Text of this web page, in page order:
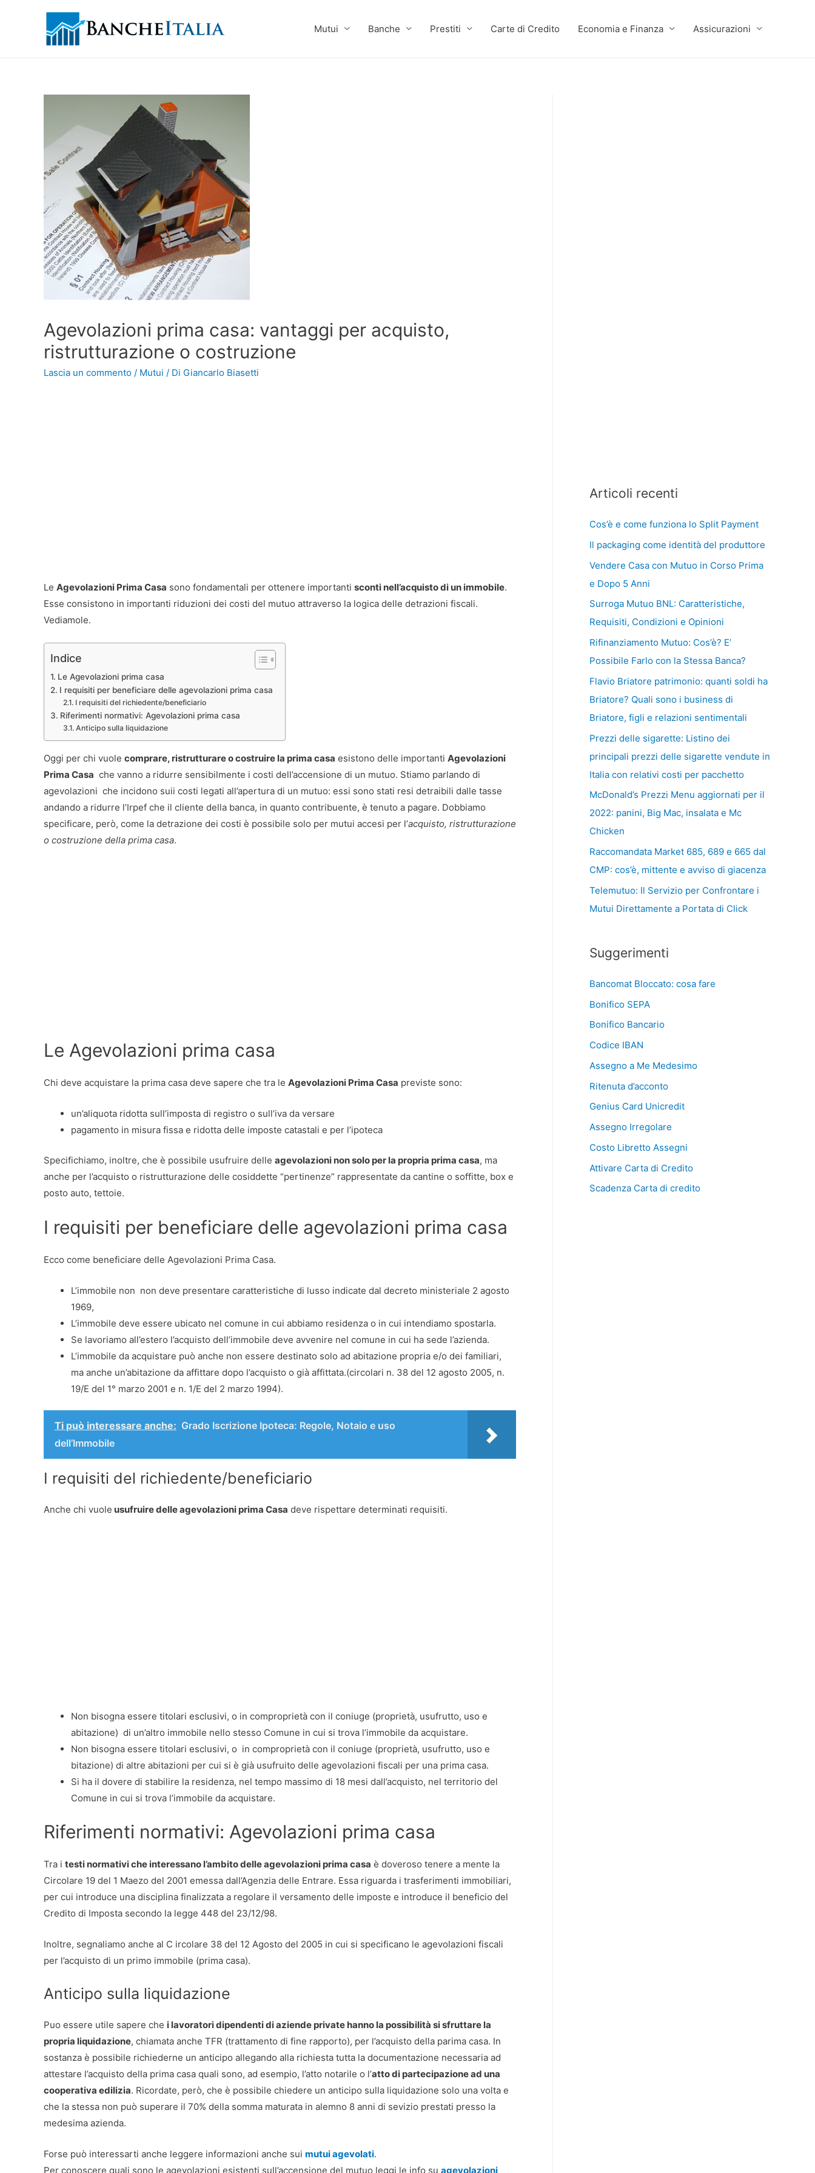
Mutui Banche Prestiti Carte di Credito Economia e Finanza Assicurazioni
Agevolazioni prima casa: vantaggi per acquisto,
ristrutturazione o costruzione
Lascia un commento / Mutui / Di Giancarlo Biasetti
Le Agevolazioni Prima Casa sono fondamentali per ottenere importanti sconti nell’acquisto di un immobile.
Esse consistono in importanti riduzioni dei costi del mutuo attraverso la logica delle detrazioni fiscali.
Vediamole.
Indice
Le Agevolazioni prima casa
I requisiti per beneficiare delle agevolazioni prima casa
I requisiti del richiedente/beneficiario
Riferimenti normativi: Agevolazioni prima casa
Anticipo sulla liquidazione
Oggi per chi vuole comprare, ristrutturare o costruire la prima casa esistono delle importanti Agevolazioni
Prima Casa che vanno a ridurre sensibilmente i costi dell’accensione di un mutuo. Stiamo parlando di
agevolazioni che incidono suii costi legati all’apertura di un mutuo: essi sono stati resi detraibili dalle tasse
andando a ridurre l’Irpef che il cliente della banca, in quanto contribuente, è tenuto a pagare. Dobbiamo
specificare, però, come la detrazione dei costi è possibile solo per mutui accesi per l’acquisto, ristrutturazione
o costruzione della prima casa.
Le Agevolazioni prima casa
Chi deve acquistare la prima casa deve sapere che tra le Agevolazioni Prima Casa previste sono:
un’aliquota ridotta sull’imposta di registro o sull’iva da versare
pagamento in misura fissa e ridotta delle imposte catastali e per l’ipoteca
Specifichiamo, inoltre, che è possibile usufruire delle agevolazioni non solo per la propria prima casa, ma
anche per l’acquisto o ristrutturazione delle cosiddette “pertinenze” rappresentate da cantine o soffitte, box e
posto auto, tettoie.
I requisiti per beneficiare delle agevolazioni prima casa
Ecco come beneficiare delle Agevolazioni Prima Casa.
L’immobile non non deve presentare caratteristiche di lusso indicate dal decreto ministeriale 2 agosto
1969,
L’immobile deve essere ubicato nel comune in cui abbiamo residenza o in cui intendiamo spostarla.
Se lavoriamo all’estero l’acquisto dell’immobile deve avvenire nel comune in cui ha sede l’azienda.
L’immobile da acquistare può anche non essere destinato solo ad abitazione propria e/o dei familiari,
ma anche un’abitazione da affittare dopo l’acquisto o già affittata.(circolari n. 38 del 12 agosto 2005, n.
19/E del 1° marzo 2001 e n. 1/E del 2 marzo 1994).
Ti può interessare anche: Grado Iscrizione Ipoteca: Regole, Notaio e uso
dell’Immobile
I requisiti del richiedente/beneficiario
Anche chi vuole usufruire delle agevolazioni prima Casa deve rispettare determinati requisiti.
Non bisogna essere titolari esclusivi, o in comproprietà con il coniuge (proprietà, usufrutto, uso e
abitazione) di un’altro immobile nello stesso Comune in cui si trova l’immobile da acquistare.
Non bisogna essere titolari esclusivi, o in comproprietà con il coniuge (proprietà, usufrutto, uso e
bitazione) di altre abitazioni per cui si è già usufruito delle agevolazioni fiscali per una prima casa.
Si ha il dovere di stabilire la residenza, nel tempo massimo di 18 mesi dall’acquisto, nel territorio del
Comune in cui si trova l’immobile da acquistare.
Riferimenti normativi: Agevolazioni prima casa
Tra i testi normativi che interessano l’ambito delle agevolazioni prima casa è doveroso tenere a mente la
Circolare 19 del 1 Maezo del 2001 emessa dall’Agenzia delle Entrare. Essa riguarda i trasferimenti immobiliari,
per cui introduce una disciplina finalizzata a regolare il versamento delle imposte e introduce il beneficio del
Credito di Imposta secondo la legge 448 del 23/12/98.
Inoltre, segnaliamo anche al C ircolare 38 del 12 Agosto del 2005 in cui si specificano le agevolazioni fiscali
per l’acquisto di un primo immobile (prima casa).
Anticipo sulla liquidazione
Puo essere utile sapere che i lavoratori dipendenti di aziende private hanno la possibilità si sfruttare la
propria liquidazione, chiamata anche TFR (trattamento di fine rapporto), per l’acquisto della parima casa. In
sostanza è possibile richiederne un anticipo allegando alla richiesta tutta la documentazione necessaria ad
attestare l’acquisto della prima casa quali sono, ad esempio, l’atto notarile o l’atto di partecipazione ad una
cooperativa edilizia. Ricordate, però, che è possibile chiedere un anticipo sulla liquidazione solo una volta e
che la stessa non può superare il 70% della somma maturata in alemno 8 anni di sevizio prestati presso la
medesima azienda.
Forse può interessarti anche leggere informazioni anche sui mutui agevolati.
Per conoscere quali sono le agevolazioni esistenti sull’accensione del mutuo leggi le info su agevolazioni
Articoli recenti
Cos’è e come funziona lo Split Payment
Il packaging come identità del produttore
Vendere Casa con Mutuo in Corso Prima
e Dopo 5 Anni
Surroga Mutuo BNL: Caratteristiche,
Requisiti, Condizioni e Opinioni
Rifinanziamento Mutuo: Cos’è? E’
Possibile Farlo con la Stessa Banca?
Flavio Briatore patrimonio: quanti soldi ha
Briatore? Quali sono i business di
Briatore, figli e relazioni sentimentali
Prezzi delle sigarette: Listino dei
principali prezzi delle sigarette vendute in
Italia con relativi costi per pacchetto
McDonald’s Prezzi Menu aggiornati per il
2022: panini, Big Mac, insalata e Mc
Chicken
Raccomandata Market 685, 689 e 665 dal
CMP: cos’è, mittente e avviso di giacenza
Telemutuo: Il Servizio per Confrontare i
Mutui Direttamente a Portata di Click
Suggerimenti
Bancomat Bloccato: cosa fare
Bonifico SEPA
Bonifico Bancario
Codice IBAN
Assegno a Me Medesimo
Ritenuta d’acconto
Genius Card Unicredit
Assegno Irregolare
Costo Libretto Assegni
Attivare Carta di Credito
Scadenza Carta di credito